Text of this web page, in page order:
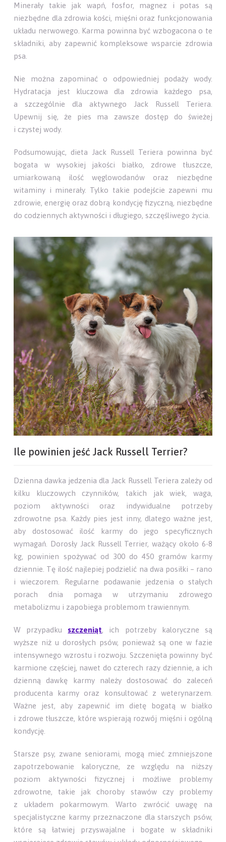
Minerały takie jak wapń, fosfor, magnez i potas są
niezbędne dla zdrowia kości, mięśni oraz funkcjonowania
układu nerwowego. Karma powinna być wzbogacona o te
składniki, aby zapewnić kompleksowe wsparcie zdrowia
psa.
Nie można zapominać o odpowiedniej podaży wody.
Hydratacja jest kluczowa dla zdrowia każdego psa,
a szczególnie dla aktywnego Jack Russell Teriera.
Upewnij się, że pies ma zawsze dostęp do świeżej
i czystej wody.
Podsumowując, dieta Jack Russell Teriera powinna być
bogata w wysokiej jakości białko, zdrowe tłuszcze,
umiarkowaną ilość węglowodanów oraz niezbędne
witaminy i minerały. Tylko takie podejście zapewni mu
zdrowie, energię oraz dobrą kondycję fizyczną, niezbędne
do codziennych aktywności i długiego, szczęśliwego życia.
Ile powinien jeść Jack Russell Terrier?
Dzienna dawka jedzenia dla Jack Russell Teriera zależy od
kilku kluczowych czynników, takich jak wiek, waga,
poziom aktywności oraz indywidualne potrzeby
zdrowotne psa. Każdy pies jest inny, dlatego ważne jest,
aby dostosować ilość karmy do jego specyficznych
wymagań. Dorosły Jack Russell Terrier, ważący około 6-8
kg, powinien spożywać od 300 do 450 gramów karmy
dziennie. Tę ilość najlepiej podzielić na dwa posiłki – rano
i wieczorem. Regularne podawanie jedzenia o stałych
porach dnia pomaga w utrzymaniu zdrowego
metabolizmu i zapobiega problemom trawiennym.
W przypadku szczeniąt, ich potrzeby kaloryczne są
wyższe niż u dorosłych psów, ponieważ są one w fazie
intensywnego wzrostu i rozwoju. Szczenięta powinny być
karmione częściej, nawet do czterech razy dziennie, a ich
dzienną dawkę karmy należy dostosować do zaleceń
producenta karmy oraz konsultować z weterynarzem.
Ważne jest, aby zapewnić im dietę bogatą w białko
i zdrowe tłuszcze, które wspierają rozwój mięśni i ogólną
kondycję.
Starsze psy, zwane seniorami, mogą mieć zmniejszone
zapotrzebowanie kaloryczne, ze względu na niższy
poziom aktywności fizycznej i możliwe problemy
zdrowotne, takie jak choroby stawów czy problemy
z układem pokarmowym. Warto zwrócić uwagę na
specjalistyczne karmy przeznaczone dla starszych psów,
które są łatwiej przyswajalne i bogate w składniki